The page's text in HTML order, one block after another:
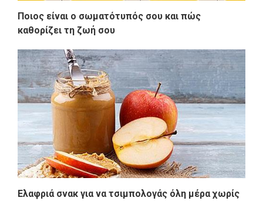
Ποιος είναι ο σωματότυπός σου και πώς
καθορίζει τη ζωή σου
Eλαφριά σνακ για να τσιμπολογάς όλη μέρα χωρίς